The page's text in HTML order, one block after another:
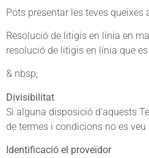
Pots presentar les teves
Resolució de litigis en línia en
resolució de litigis en línia que
& nbsp;
Divisibilitat
Si alguna disposició d’aquests
de termes i condicions no es
Identificació el proveïdor